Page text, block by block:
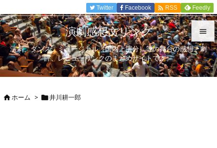


メニュ

Twitter Facebook  RSS Feedly
演劇感想文リンク
演劇、ダンス、ミュージカル（国内上演分）等の舞台の感想、劇
評、レビューリンクのまとめサイトです。
ホーム > 井川耕一郎